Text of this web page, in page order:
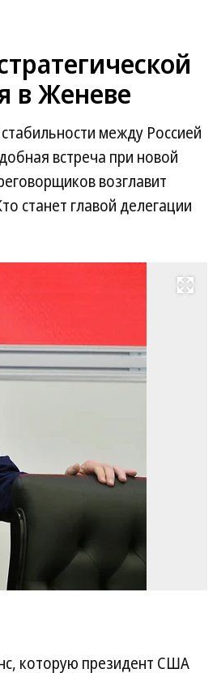
в Женеве
между Россией
встреча при новой
возглавит
станет главой делегации
Развернуть на весь экран
которую президент США